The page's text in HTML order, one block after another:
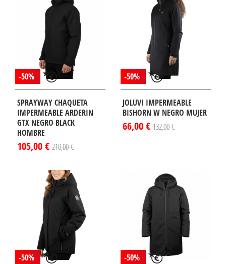
-50%
SPRAYWAY CHAQUETA
IMPERMEABLE ARDERIN
GTX NEGRO BLACK
HOMBRE
105,00 € 210,00 €
-50%
JOLUVI IMPERMEABLE
BISHORN W NEGRO MUJER
66,00 € 132,00 €
-50% -50%